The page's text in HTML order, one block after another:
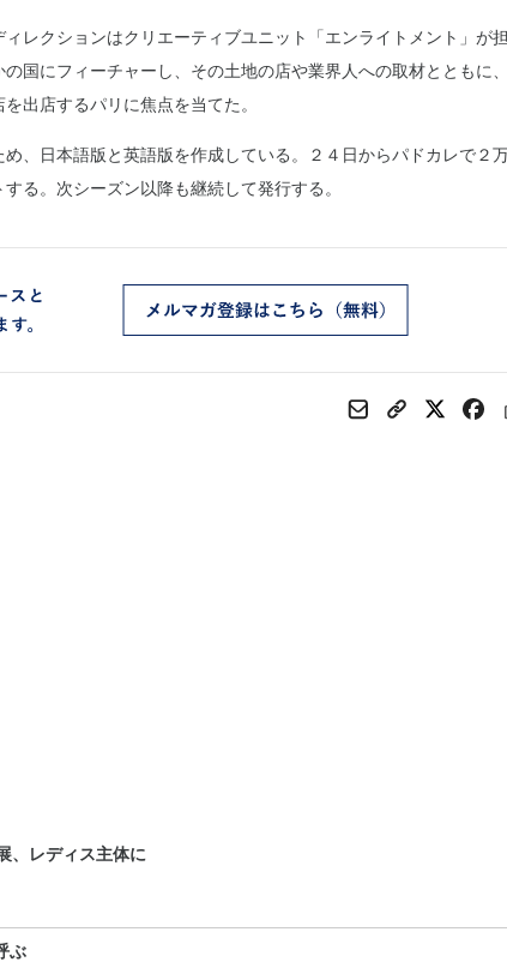
レクションはクリエーティブユニット「エンライトメント」が
国にフィーチャーし、その土地の店や業界人への取材とともに
出店するパリに焦点を当てた。
、日本語版と英語版を作成している。２４日からパドカレで２
る。次シーズン以降も継続して発行する。
、レディス主体に
ぶ